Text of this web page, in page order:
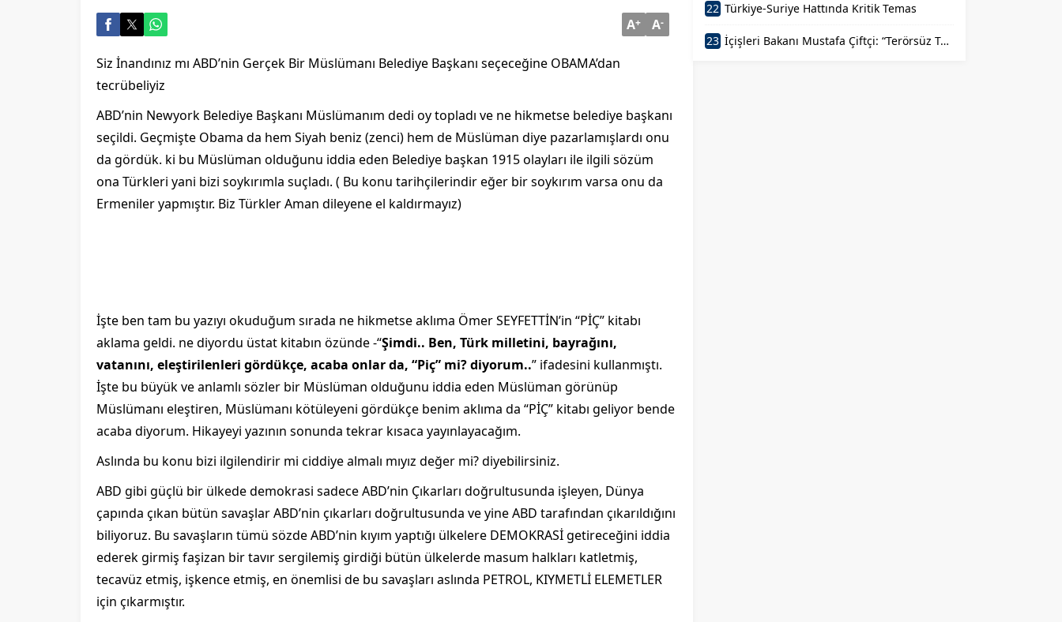
A+ A-
Siz İnandınız mı ABD’nin Gerçek Bir Müslümanı Belediye Başkanı seçeceğine OBAMA’dan
tecrübeliyiz
ABD’nin Newyork Belediye Başkanı Müslümanım dedi oy topladı ve ne hikmetse belediye başkanı
seçildi. Geçmişte Obama da hem Siyah beniz (zenci) hem de Müslüman diye pazarlamışlardı onu
da gördük. ki bu Müslüman olduğunu iddia eden Belediye başkan 1915 olayları ile ilgili sözüm
ona Türkleri yani bizi soykırımla suçladı. ( Bu konu tarihçilerindir eğer bir soykırım varsa onu da
Ermeniler yapmıştır. Biz Türkler Aman dileyene el kaldırmayız)
İşte ben tam bu yazıyı okuduğum sırada ne hikmetse aklıma Ömer SEYFETTİN’in “PİÇ” kitabı
aklama geldi. ne diyordu üstat kitabın özünde -“Şimdi.. Ben, Türk milletini, bayrağını,
vatanını, eleştirilenleri gördükçe, acaba onlar da, “Piç” mi? diyorum..” ifadesini kullanmıştı.
İşte bu büyük ve anlamlı sözler bir Müslüman olduğunu iddia eden Müslüman görünüp
Müslümanı eleştiren, Müslümanı kötüleyeni gördükçe benim aklıma da “PİÇ” kitabı geliyor bende
acaba diyorum. Hikayeyi yazının sonunda tekrar kısaca yayınlayacağım.
Aslında bu konu bizi ilgilendirir mi ciddiye almalı mıyız değer mi? diyebilirsiniz.
ABD gibi güçlü bir ülkede demokrasi sadece ABD’nin Çıkarları doğrultusunda işleyen, Dünya
çapında çıkan bütün savaşlar ABD’nin çıkarları doğrultusunda ve yine ABD tarafından çıkarıldığını
biliyoruz. Bu savaşların tümü sözde ABD’nin kıyım yaptığı ülkelere DEMOKRASİ getireceğini iddia
ederek girmiş faşizan bir tavır sergilemiş girdiği bütün ülkelerde masum halkları katletmiş,
tecavüz etmiş, işkence etmiş, en önemlisi de bu savaşları aslında PETROL, KIYMETLİ ELEMETLER
için çıkarmıştır.
22 Türkiye-Suriye Hattında Kritik Temas
23 İçişleri Bakanı Mustafa Çiftçi: “Terörsüz Türkiye Devletimizin Sarsılmaz İradesidir”